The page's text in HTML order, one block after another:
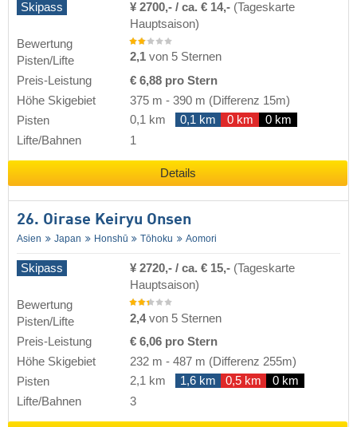
Skipass ¥ 2700,- / ca. € 14,- (Tageskarte
Hauptsaison)
Bewertung
Pisten/Lifte
2,1 von 5 Sternen
Preis-Leistung
€ 6,88 pro Stern
Höhe Skigebiet
375 m - 390 m (Differenz 15m)
Pisten
0,1 km 0,1 km 0 km
0 km
Lifte/Bahnen
1
Details
26. Oirase Keiryu Onsen
Asien Japan Honshū Tōhoku Aomori
Skipass ¥ 2720,- / ca. € 15,- (Tageskarte
Hauptsaison)
Bewertung
Pisten/Lifte
2,4von 5 Sternen
Preis-Leistung
€ 6,06 pro Stern
Höhe Skigebiet
232 m - 487 m (Differenz 255m)
Pisten
2,1 km 1,6 km 0,5 km
0 km
Lifte/Bahnen
3